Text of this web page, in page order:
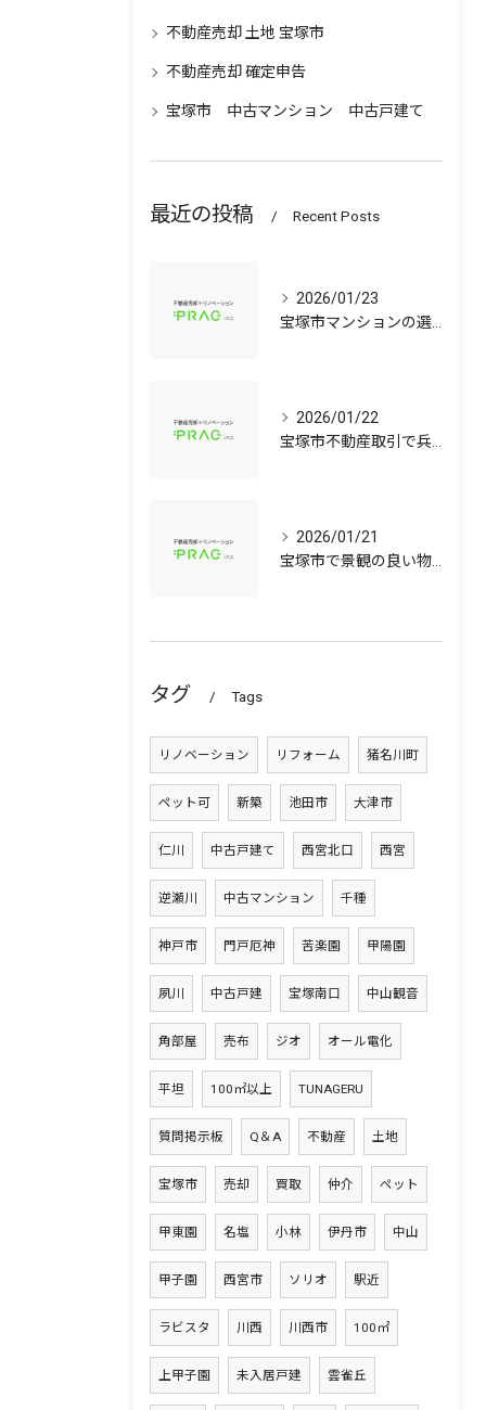
不動産売却 土地 宝塚市
不動産売却 確定申告
宝塚市 中古マンション 中古戸建て
最近の投稿 Recent Posts
2026/01/23
宝塚市マンションの選び方兵庫県宝塚市で資産価値と子育て環境を見極める中古戸建て比較ガイド
2026/01/22
宝塚市不動産取引で兵庫県宝塚市の中古マンションや中古戸建てを安心して選ぶ手順
2026/01/21
宝塚市で景観の良い物件選びに役立つ中古マンションと中古戸建てのポイント
タグ Tags
リノベーション リフォーム 猪名川町
ペット可 新築 池田市 大津市
仁川 中古戸建て 西宮北口 西宮
逆瀬川 中古マンション 千種
神戸市 門戸厄神 苦楽園 甲陽園
夙川 中古戸建 宝塚南口 中山観音
角部屋 売布 ジオ オール電化
平坦 100㎡以上 TUNAGERU
質問掲示板 Q＆A 不動産 土地
宝塚市 売却 買取 仲介 ペット
甲東園 名塩 小林 伊丹市 中山
甲子園 西宮市 ソリオ 駅近
ラビスタ 川西 川西市 100㎡
上甲子園 未入居戸建 雲雀丘